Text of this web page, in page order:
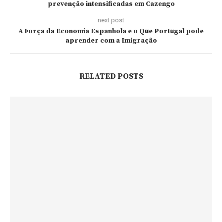
prevenção intensificadas em Cazengo
next post
A Força da Economia Espanhola e o Que Portugal pode
aprender com a Imigração
RELATED POSTS